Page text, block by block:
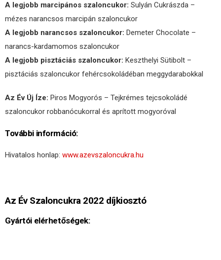
A legjobb marcipános szaloncukor: Sulyán Cukrászda –
mézes narancsos marcipán szaloncukor
A legjobb narancsos szaloncukor: Demeter Chocolate –
narancs-kardamomos szaloncukor
A legjobb pisztáciás szaloncukor: Keszthelyi Sütibolt –
pisztáciás szaloncukor fehércsokoládéban meggydarabokkal
Az Év Új Íze: Piros Mogyorós – Tejkrémes tejcsokoládé
szaloncukor robbanócukorral és aprított mogyoróval
További információ:
Hivatalos honlap: www.azevszaloncukra.hu
Az Év Szaloncukra 2022 díjkiosztó
Gyártói elérhetőségek: